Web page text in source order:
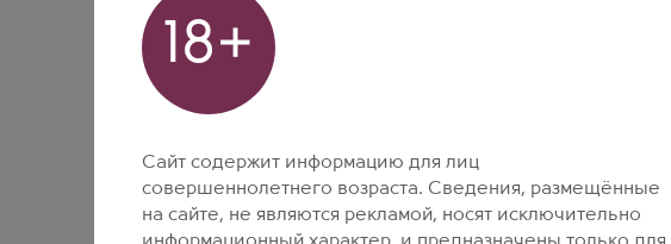
18+
Сайт содержит информацию для лиц
совершеннолетнего возраста. Сведения, размещённые
на сайте, не являются рекламой, носят исключительно